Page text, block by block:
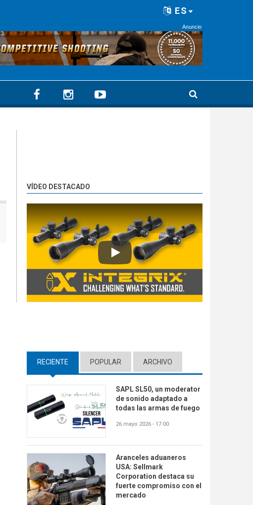
ES
Anuncio
VÍDEO DESTACADO
Play
RECIENTE (ACTIVE TAB)
POPULAR ARCHIVO
SAPL SL50, un moderator
de sonido adaptado a
todas las armas de fuego
26 mayo 2026 - 17:00
Aranceles aduaneros
USA: Sellmark
Corporation destaca su
fuerte compromiso con el
mercado